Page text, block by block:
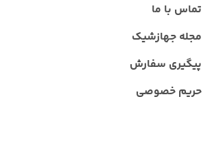
تماس با ما
مجله جهازشیک
پیگیری سفارش
حریم خصوصی